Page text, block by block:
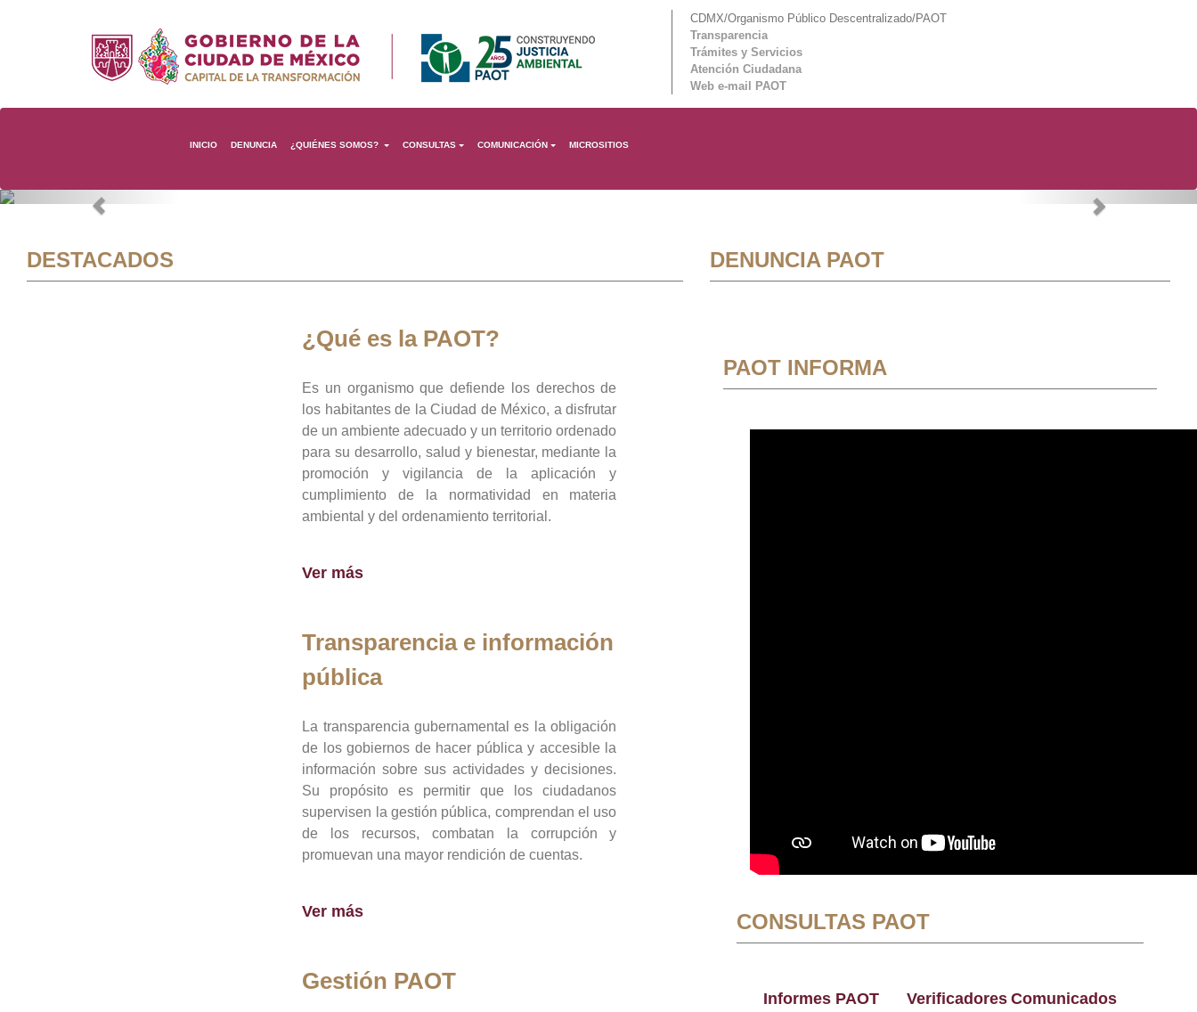
CDMX/Organismo Público Descentralizado/PAOT
Transparencia
Trámites y Servicios
Atención Ciudadana
Web e-mail PAOT
INICIO DENUNCIA ¿QUIÉNES SOMOS? CONSULTAS COMUNICACIÓN MICROSITIOS
Previous Next
DESTACADOS
¿Qué es la PAOT?
Es un organismo que defiende los derechos de
los habitantes de la Ciudad de México, a disfrutar
de un ambiente adecuado y un territorio ordenado
para su desarrollo, salud y bienestar, mediante la
promoción y vigilancia de la aplicación y
cumplimiento de la normatividad en materia
ambiental y del ordenamiento territorial.
Ver más
Transparencia e información
pública
La transparencia gubernamental es la obligación
de los gobiernos de hacer pública y accesible la
información sobre sus actividades y decisiones.
Su propósito es permitir que los ciudadanos
supervisen la gestión pública, comprendan el uso
de los recursos, combatan la corrupción y
promuevan una mayor rendición de cuentas.
Ver más
Gestión PAOT
DENUNCIA PAOT
PAOT INFORMA
CONSULTAS PAOT
Informes PAOT
Verificadores Comunicados